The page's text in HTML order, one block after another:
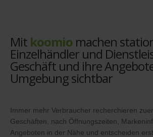
Mit koomio machen
Einzelhändler und
Geschäft und ihre
Umgebung sichtbar
Immer mehr Verbraucher recherchieren
Geschäften, nach Öffnungszeiten,
Angeboten in der Nähe und entscheiden